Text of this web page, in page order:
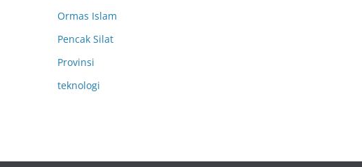
Ormas Islam
Pencak Silat
Provinsi
teknologi